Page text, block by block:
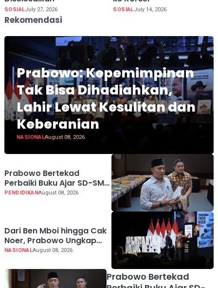
SOSIALJuly 27, 2026 SOSIALJuly 14, 2026
Rekomendasi
Prabowo: Kepemimpinan
Tak Bisa Dihadiahkan,
Lahir Lewat Kesulitan dan
Keberanian
NASIONALAugust 08, 2026
Prabowo Bertekad
Perbaiki Buku Ajar SD-SMA,
Jadikan Negara Lain
PENDIDIKANAugust 08, 2026
Dari Ben Mboi hingga Cak
Noer, Prabowo Ungkap
Makna Kepemimpinan:
Gunakan Akal Sehat
NASIONALAugust 08, 2026
Prabowo Bertekad